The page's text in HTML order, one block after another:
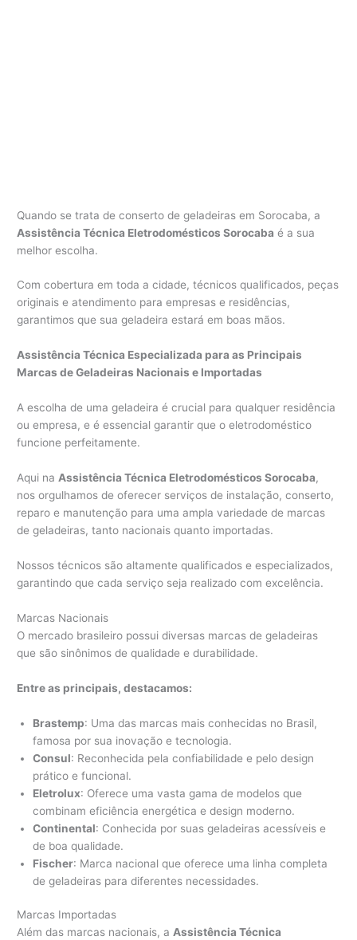
Quando se trata de conserto de geladeiras em Sorocaba, a
Assistência Técnica Eletrodomésticos Sorocaba é a sua
melhor escolha.
Com cobertura em toda a cidade, técnicos qualificados, peças
originais e atendimento para empresas e residências,
garantimos que sua geladeira estará em boas mãos.
Assistência Técnica Especializada para as Principais
Marcas de Geladeiras Nacionais e Importadas
A escolha de uma geladeira é crucial para qualquer residência
ou empresa, e é essencial garantir que o eletrodoméstico
funcione perfeitamente.
Aqui na Assistência Técnica Eletrodomésticos Sorocaba,
nos orgulhamos de oferecer serviços de instalação, conserto,
reparo e manutenção para uma ampla variedade de marcas
de geladeiras, tanto nacionais quanto importadas.
Nossos técnicos são altamente qualificados e especializados,
garantindo que cada serviço seja realizado com excelência.
Marcas Nacionais
O mercado brasileiro possui diversas marcas de geladeiras
que são sinônimos de qualidade e durabilidade.
Entre as principais, destacamos:
Brastemp: Uma das marcas mais conhecidas no Brasil,
famosa por sua inovação e tecnologia.
Consul: Reconhecida pela confiabilidade e pelo design
prático e funcional.
Eletrolux: Oferece uma vasta gama de modelos que
combinam eficiência energética e design moderno.
Continental: Conhecida por suas geladeiras acessíveis e
de boa qualidade.
Fischer: Marca nacional que oferece uma linha completa
de geladeiras para diferentes necessidades.
Marcas Importadas
Além das marcas nacionais, a Assistência Técnica